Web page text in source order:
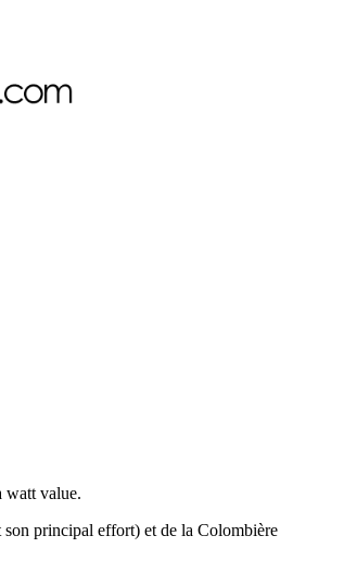
watt value.
principal effort) et de la Colombière